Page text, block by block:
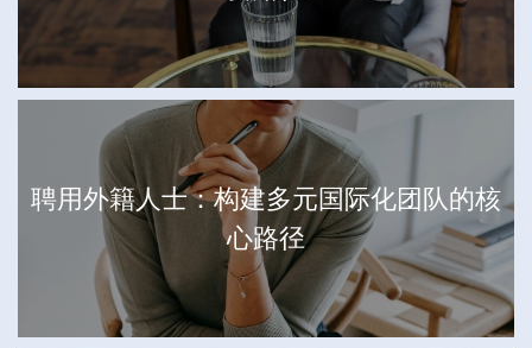
聘用外籍人士：构建多元国际化团队的核
心路径